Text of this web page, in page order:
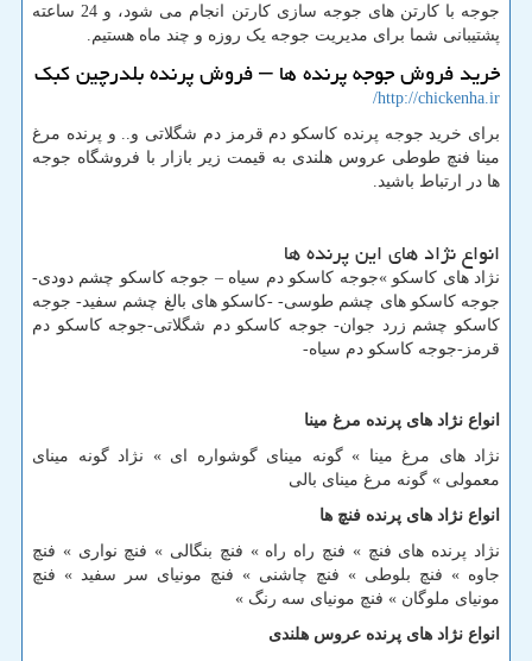
جوجه با کارتن های جوجه سازی کارتن انجام می شود، و 24 ساعته
پشتیبانی شما برای مدیریت جوجه یک روزه و چند ماه هستیم.
خرید فروش جوجه پرنده ها – فروش پرنده بلدرچین کبک
http://chickenha.ir/
برای خرید جوجه پرنده کاسکو دم قرمز دم شگلاتی و.. و پرنده مرغ
مینا فنچ طوطی عروس هلندی به قیمت زیر بازار با فروشگاه جوجه
ها در ارتباط باشید.
انواع نژاد های این پرنده ها
نژاد های کاسکو »جوجه کاسکو دم سیاه – جوجه کاسکو چشم دودی-
جوجه کاسکو های چشم طوسی- -کاسکو های بالغ چشم سفید- جوجه
کاسکو چشم زرد جوان- جوجه کاسکو دم شگلاتی-جوجه کاسکو دم
قرمز-جوجه کاسکو دم سیاه-
انواع نژاد های پرنده مرغ مینا
نژاد های مرغ مینا » گونه مینای گوشواره ای » نژاد گونه مینای
معمولی » گونه مرغ مینای بالی
انواع نژاد های پرنده فنچ ها
نژاد پرنده های فنچ » فنچ راه راه » فنچ بنگالی » فنچ نواری » فنچ
جاوه » فنچ بلوطی » فنچ چاشنی » فنچ مونیای سر سفید » فنچ
مونیای ملوگان » فنچ مونیای سه رنگ »
انواع نژاد های پرنده عروس هلندی